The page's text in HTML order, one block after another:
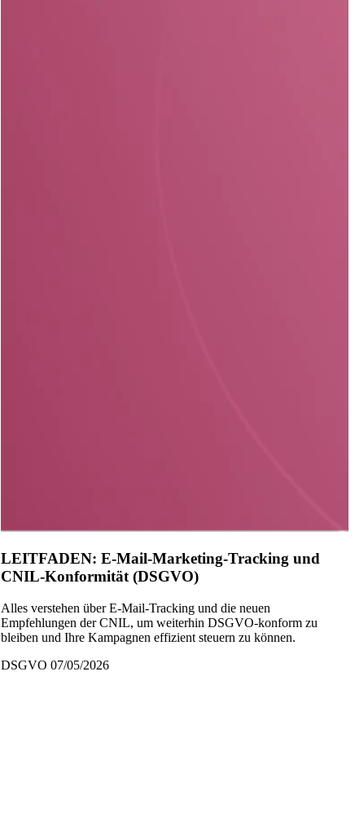
LEITFADEN: E-Mail-Marketing-Tracking und
CNIL-Konformität (DSGVO)
Alles verstehen über E-Mail-Tracking und die neuen
Empfehlungen der CNIL, um weiterhin DSGVO-konform zu
bleiben und Ihre Kampagnen effizient steuern zu können.
DSGVO 07/05/2026